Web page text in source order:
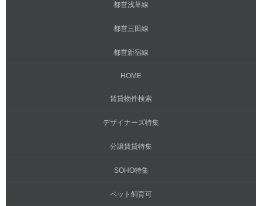
都営浅草線
都営三田線
都営新宿線
HOME
賃貸物件検索
デザイナーズ特集
分譲賃貸特集
SOHO特集
ペット飼育可